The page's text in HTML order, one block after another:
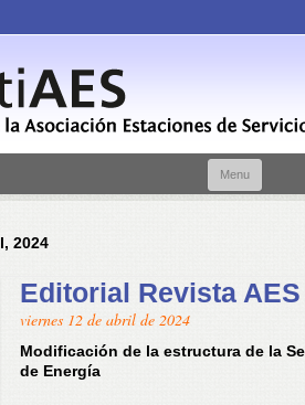
Menu
2024
Editorial Revista AES
viernes 12 de abril de 2024
Modificación de la estructura de la
de Energía